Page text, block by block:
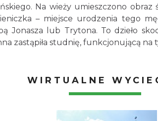
Na wieży umieszczono
– miejsce urodzenia tego
Jonasza lub Trytona. To dzieło
zastąpiła studnię, funkcjonującą
WIRTUALNE